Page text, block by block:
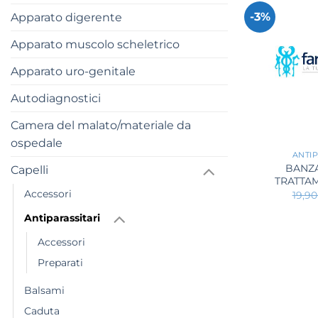
Apparato digerente
Apparato muscolo scheletrico
Apparato uro-genitale
Autodiagnostici
Camera del malato/materiale da
ospedale
Capelli
Accessori
Antiparassitari
Accessori
Preparati
Balsami
Caduta
-3%